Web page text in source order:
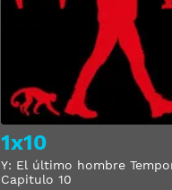
Ver
1x10
Y: El último hombre
Capitulo 10